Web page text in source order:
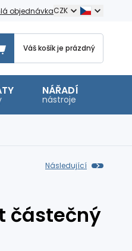
objednávkaCZK
Váš košík je prázdný
NÁŘADÍ
nástroje
Následující
částečný